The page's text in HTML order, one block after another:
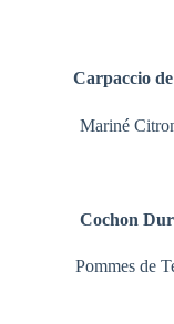
Carpaccio
Mariné
Cochon
Pommes de